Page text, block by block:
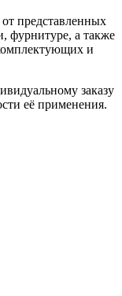
представленных
фурнитуре, а также
и
заказу
её применения.